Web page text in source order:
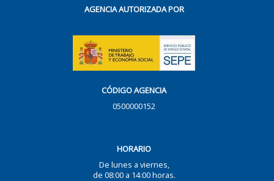
AGENCIA AUTORIZADA POR
CÓDIGO AGENCIA
0500000152
HORARIO
De lunes a viernes,
de 08:00 a 14:00 horas.